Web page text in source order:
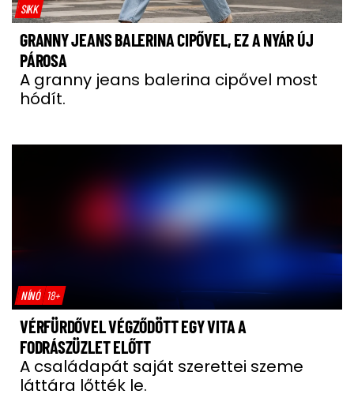
SIKK
GRANNY JEANS BALERINA CIPŐVEL, EZ A NYÁR ÚJ
PÁROSA
A granny jeans balerina cipővel most
hódít.
NÍNÓ 18+
VÉRFÜRDŐVEL VÉGZŐDÖTT EGY VITA A
FODRÁSZÜZLET ELŐTT
A családapát saját szerettei szeme
láttára lőtték le.